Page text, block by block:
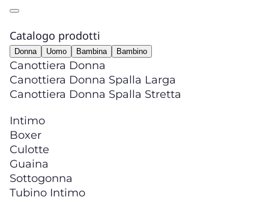
Catalogo prodotti
Donna Uomo Bambina Bambino
Canottiera Donna
Canottiera Donna Spalla Larga
Canottiera Donna Spalla Stretta
Intimo
Boxer
Culotte
Guaina
Sottogonna
Tubino Intimo